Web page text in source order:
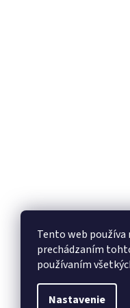
Tento web používa
prechádzaním
používaním
Nastavenie